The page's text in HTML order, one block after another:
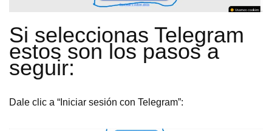
Si seleccionas Telegram
estos son los pasos a
seguir:
Dale clic a “Iniciar sesión con Telegram”: